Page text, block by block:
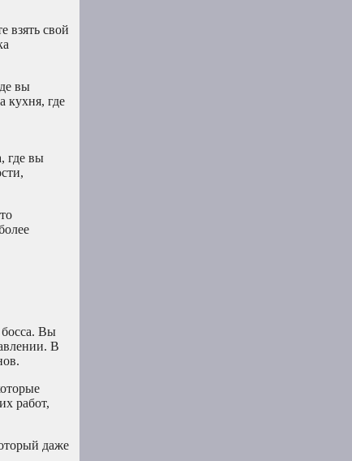
взять свой
вы
кухня, где
где вы
Вы
В
работ,
даже